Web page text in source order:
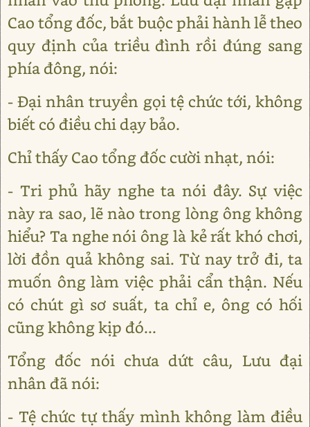
Cao tổng đốc, bắt buộc phải hành lễ theo
quy định của triều đình rồi đúng sang
phía đông, nói:
- Đại nhân truyền gọi tệ chức tới, không
biết có điều chi dạy bảo.
Chỉ thấy Cao tổng đốc cười nhạt, nói:
- Tri phủ hãy nghe ta nói đây. Sự việc
này ra sao, lẽ nào trong lòng ông không
hiểu? Ta nghe nói ông là kẻ rất khó chơi,
lời đồn quả không sai. Từ nay trở đi, ta
muốn ông làm việc phải cẩn thận. Nếu
có chút gì sơ suất, ta chỉ e, ông có hối
cũng không kịp đó...
Tổng đốc nói chưa dứt câu, Lưu đại
nhân đã nói:
- Tệ chức tự thấy mình không làm điều